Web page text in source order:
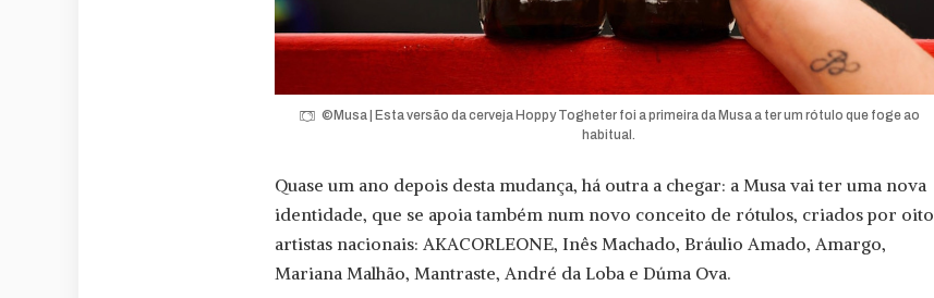
©Musa | Esta versão da cerveja Hoppy Togheter foi a primeira da Musa a ter um rótulo que foge ao
habitual.
Quase um ano depois desta mudança, há outra a chegar: a Musa vai ter uma nova
identidade, que se apoia também num novo conceito de rótulos, criados por oito
artistas nacionais: AKACORLEONE, Inês Machado, Bráulio Amado, Amargo,
Mariana Malhão, Mantraste, André da Loba e Dúma Ova.